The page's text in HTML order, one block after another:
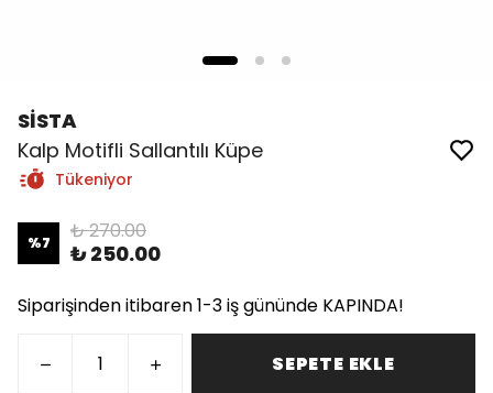
SİSTA
Kalp Motifli Sallantılı Küpe
Tükeniyor
%7 ₺ 270.00
₺ 250.00
Siparişinden itibaren 1-3 iş gününde KAPINDA!
SEPETE EKLE